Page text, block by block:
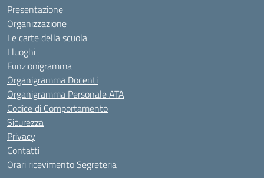
Presentazione
Organizzazione
Le carte della scuola
I luoghi
Funzionigramma
Organigramma Docenti
Organigramma Personale ATA
Codice di Comportamento
Sicurezza
Privacy
Contatti
Orari ricevimento Segreteria